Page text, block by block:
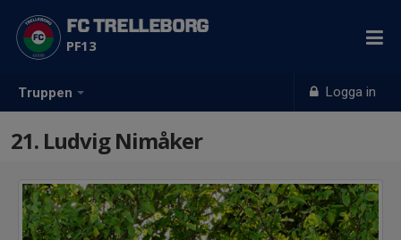
Truppen Logga in
FC TRELLEBORG
PF13
21. Ludvig Nimåker